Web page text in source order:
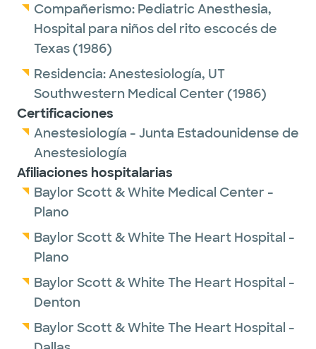
Compañerismo: Pediatric Anesthesia,
Hospital para niños del rito escocés de
Texas(1986)
Residencia:Anestesiología, UT
Southwestern Medical Center (1986)
Certificaciones
Anestesiología - Junta Estadounidense de
Anestesiología
Afiliaciones hospitalarias
Baylor Scott & White Medical Center -
Plano
Baylor Scott & White The Heart Hospital -
Plano
Baylor Scott & White The Heart Hospital -
Denton
Baylor Scott & White The Heart Hospital -